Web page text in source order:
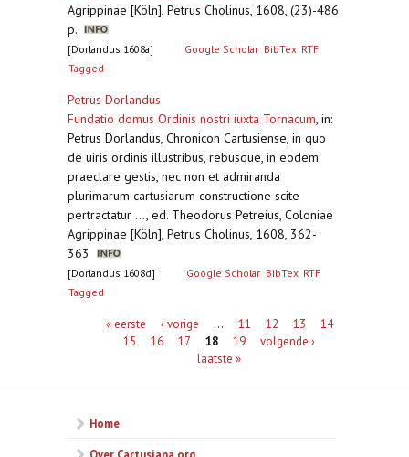
Agrippinae [Köln], Petrus Cholinus, 1608, (23)-486
p.
[Dorlandus 1608a] Google Scholar BibTex RTF
Tagged
Petrus Dorlandus
Fundatio domus Ordinis nostri iuxta Tornacum, in:
Petrus Dorlandus, Chronicon Cartusiense, in quo
de uiris ordinis illustribus, rebusque, in eodem
praeclare gestis, nec non et admiranda
plurimarum cartusiarum constructione scite
pertractatur ..., ed. Theodorus Petreius, Coloniae
Agrippinae [Köln], Petrus Cholinus, 1608, 362-
363
[Dorlandus 1608d] Google Scholar BibTex RTF
Tagged
Pagina's« eerste ‹ vorige … 11 12 13
14
15
16 17 18 19
volgende ›
laatste »
Home